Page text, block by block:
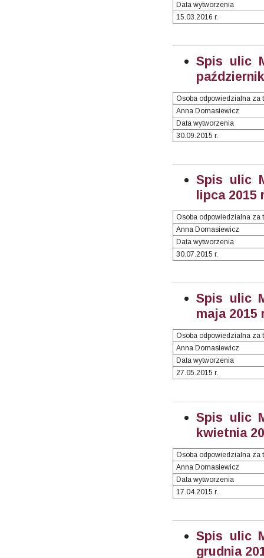
Data wytworzenia
15.03.2016 r.
Spis ulic
Osoba odpowiedzialna za
Anna Domasiewicz
Data wytworzenia
30.09.2015 r.
Spis ulic
lipca 2015
Osoba odpowiedzialna za
Anna Domasiewicz
Data wytworzenia
30.07.2015 r.
Spis ulic
maja 2015
Osoba odpowiedzialna za
Anna Domasiewicz
Data wytworzenia
27.05.2015 r.
Spis ulic
kwietnia
Osoba odpowiedzialna za
Anna Domasiewicz
Data wytworzenia
17.04.2015 r.
Spis ulic
grudnia